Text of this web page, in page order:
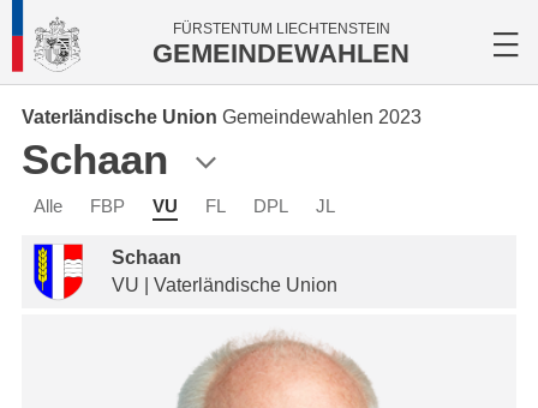
FÜRSTENTUM LIECHTENSTEIN
GEMEINDEWAHLEN
Vaterländische Union Gemeindewahlen 2023
Schaan
Alle FBP VU FL DPL JL
Schaan
VU | Vaterländische Union